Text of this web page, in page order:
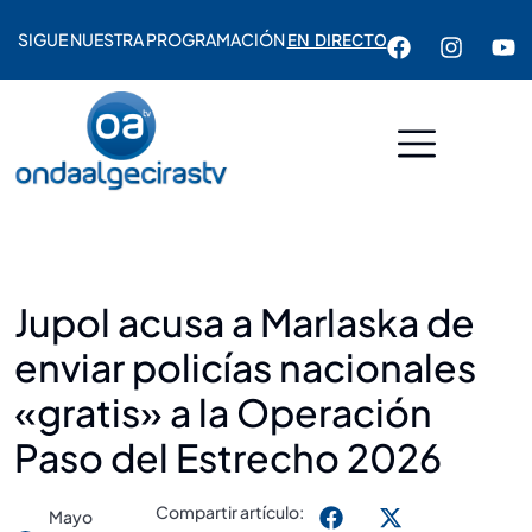
SIGUE NUESTRA PROGRAMACIÓNEN DIRECTO
Jupol acusa a Marlaska de
enviar policías nacionales
«gratis» a la Operación
Paso del Estrecho 2026
Mayo
Compartir artículo: